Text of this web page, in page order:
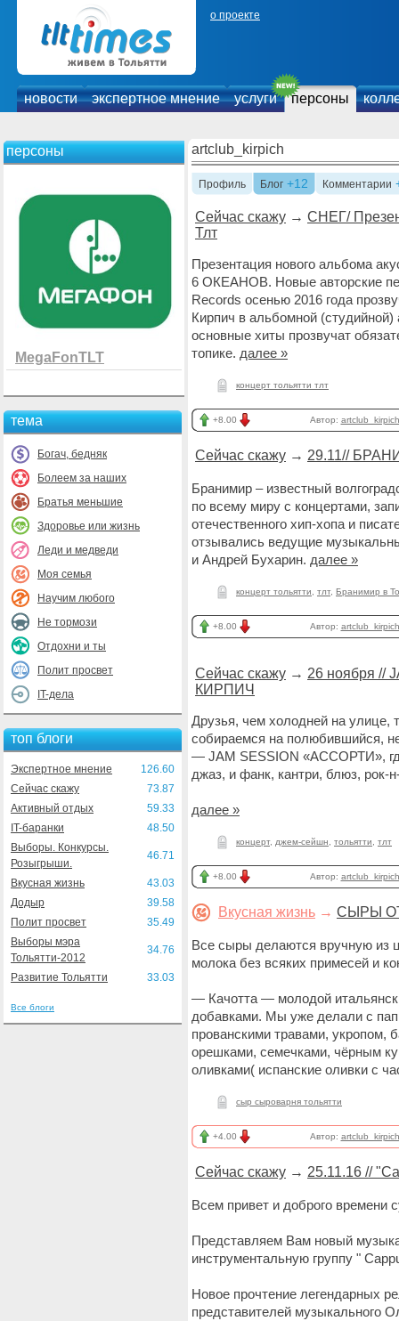
о проекте
новости экспертное мнение услуги персоны
персоны
MegaFonTLT
тема
Богач, бедняк
Болеем за наших
Братья меньшие
Здоровье или жизнь
Леди и медведи
Моя семья
Научим любого
Не тормози
Отдохни и ты
Полит просвет
IT-дела
топ блоги
Экспертное мнение
126.60
Сейчас скажу
73.87
Активный отдых
59.33
IT-баранки
48.50
Выборы. Конкурсы.
Розыгрыши.
46.71
Вкусная жизнь
43.03
Додыр
39.58
Полит просвет
35.49
Выборы мэра
Тольятти-2012
34.76
Развитие Тольятти 33.03
Все блоги
artclub_kirpich
Профиль Блог +12 Комментарии
Сейчас скажу → СНЕГ/
Тлт
Презентация нового альбома
6 ОКЕАНОВ. Новые авторские
Records осенью 2016 года
Кирпич в альбомной
основные хиты прозвучат
топике. далее »
концерт тольятти тлт
+8.00 Автор: artclub_kirpich
Сейчас скажу → 29.11//
Бранимир – известный
по всему миру с концертами,
отечественного хип-хопа и
отзывались ведущие
и Андрей Бухарин. далее »
концерт тольятти тлт, Бранимир в
+8.00 Автор: artclub_kirpich
Сейчас скажу → 26 ноября //
КИРПИЧ
Друзья, чем холодней на улице,
собираемся на полюбившийся,
— JAM SESSION «АССОРТИ»,
джаз, и фанк, кантри, блюз, рок-
далее »
концерт, джем-сейшн тольятти тлт
+8.00 Автор: artclub_kirpich
Вкусная жизнь → СЫРЫ
Все сыры делаются вручную из
молока без всяких примесей и
— Качотта — молодой
добавками. Мы уже делали с
прованскими травами, укропом,
орешками, семечками, чёрным
оливками( испанские оливки с
сыр сыроварня тольятти
+4.00 Автор: artclub_kirpich
Сейчас скажу → 25.11.16 //
Всем привет и доброго времени
Представляем Вам новый
инструментальную группу "
Новое прочтение легендарных
представителей музыкального